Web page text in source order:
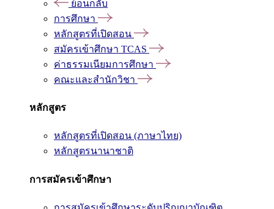
ย้อนกลับ
การศึกษา
หลักสูตรที่เปิดสอน
สมัครเข้าศึกษา TCAS
ค่าธรรมเนียมการศึกษา
คณะและสำนักวิชา
หลักสูตร
หลักสูตรที่เปิดสอน (ภาษาไทย)
หลักสูตรนานาชาติ
การสมัครเข้าศึกษา